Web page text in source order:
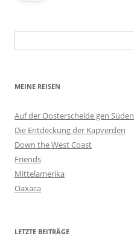
nach:
MEINE REISEN
Auf der Oosterschelde gen Süden
Die Entdeckung der Kapverden
Down the West Coast
Friends
Mittelamerika
Oaxaca
LETZTE BEITRÄGE